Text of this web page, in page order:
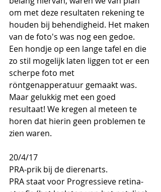
om met deze resultaten rekening te
houden bij behendigheid. Het maken
van de foto's was nog een gedoe.
Een hondje op een lange tafel en die
zo stil mogelijk laten liggen tot er een
scherpe foto met
röntgenapperatuur gemaakt was.
Maar gelukkig met een goed
resultaat! We kregen al meteen te
horen dat hierin geen problemen te
zien waren.
20/4/17
PRA-prik bij de dierenarts.
PRA staat voor Progressieve retina-